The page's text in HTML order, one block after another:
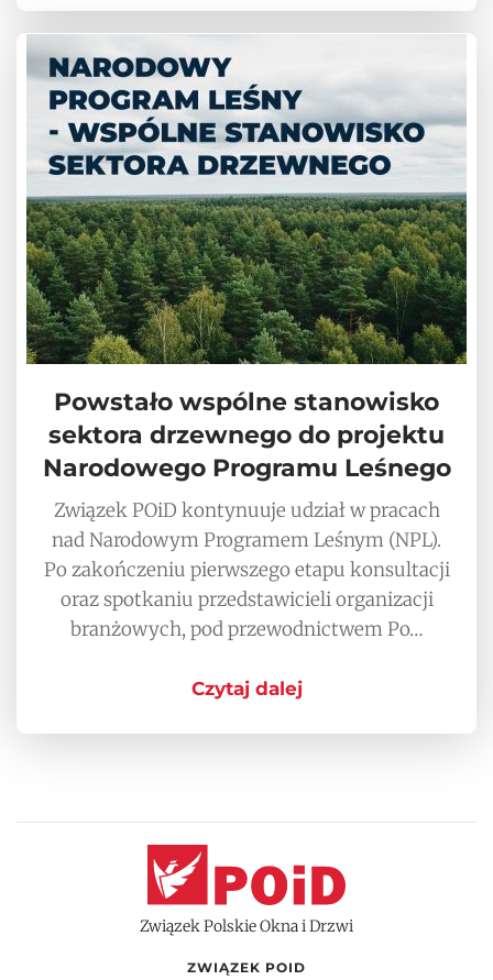
Powstało wspólne stanowisko
sektora drzewnego do projektu
Narodowego Programu Leśnego
Związek POiD kontynuuje udział w pracach
nad Narodowym Programem Leśnym (NPL).
Po zakończeniu pierwszego etapu konsultacji
oraz spotkaniu przedstawicieli organizacji
branżowych, pod przewodnictwem Po…
Czytaj dalej
Związek Polskie Okna i Drzwi
ZWIĄZEK POID